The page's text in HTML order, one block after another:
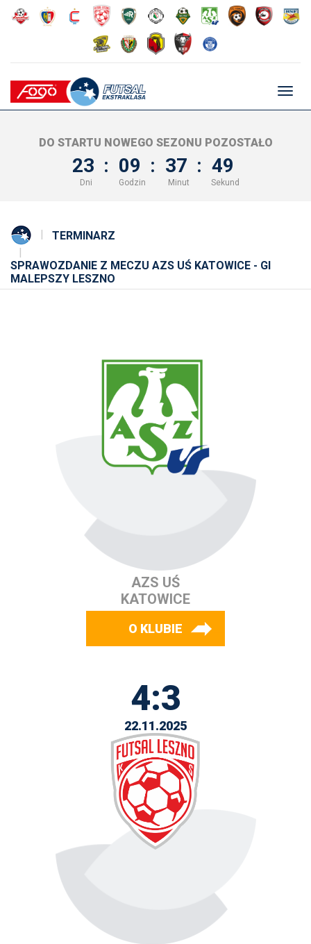
DO STARTU NOWEGO SEZONU POZOSTAŁO
23 : 09 : 37 : 48
Dni Godzin Minut Sekund
TERMINARZ
SPRAWOZDANIE Z MECZU AZS UŚ KATOWICE - GI
MALEPSZY LESZNO
AZS UŚ
KATOWICE
O KLUBIE
4:3
22.11.2025